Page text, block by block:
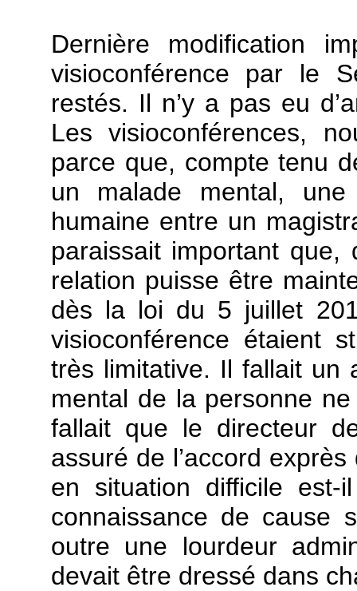
Dernière modification
visioconférence par le
restés. Il n’y a pas eu
Les visioconférences,
parce que, compte tenu
un malade mental,
humaine entre un
paraissait important
relation puisse être
dès la loi du 5 juillet
visioconférence étaient
très limitative. Il fallait un
mental de la personne
fallait que le directeur
assuré de l’accord
en situation difficile
connaissance de cause
outre une lourdeur
devait être dressé dans